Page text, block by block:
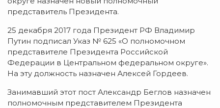
представитель Президента.
25 декабря 2017 года Президент РФ Владимир
Путин подписал Указ № 625 «О полномочном
представителе Президента Российской
Федерации в Центральном федеральном округе».
На эту должность назначен Алексей Гордеев.
Занимавший этот пост Александр Беглов назначен
полномочным представителем Президента